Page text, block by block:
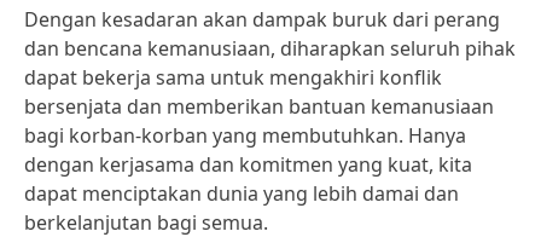
Dengan kesadaran akan dampak buruk dari perang
dan bencana kemanusiaan, diharapkan seluruh pihak
dapat bekerja sama untuk mengakhiri konflik
bersenjata dan memberikan bantuan kemanusiaan
bagi korban-korban yang membutuhkan. Hanya
dengan kerjasama dan komitmen yang kuat, kita
dapat menciptakan dunia yang lebih damai dan
berkelanjutan bagi semua.